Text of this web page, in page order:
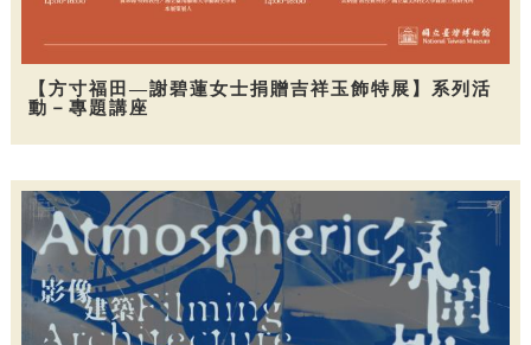
【方寸福田—謝碧蓮女士捐贈吉祥玉飾特展】系列活
動－專題講座